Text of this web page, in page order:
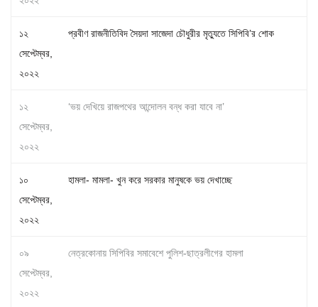
১২
সেপ্টেম্বর,
২০২২
প্রবীণ রাজনীতিবিদ সৈয়দা সাজেদা চৌধুরীর মৃত্যুতে সিপিবি’র শোক
১২
সেপ্টেম্বর,
২০২২
‘ভয় দেখিয়ে রাজপথের আন্দোলন বন্ধ করা যাবে না’
১০
সেপ্টেম্বর,
২০২২
হামলা- মামলা- খুন করে সরকার মানুষকে ভয় দেখাচ্ছে
০৯
সেপ্টেম্বর,
২০২২
নেত্রকোনায় সিপিবির সমাবেশে পুলিশ-ছাত্রলীগের হামলা